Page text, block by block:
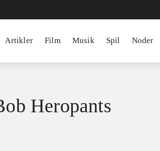
Artikler Film Musik Spil Noder
Heropants